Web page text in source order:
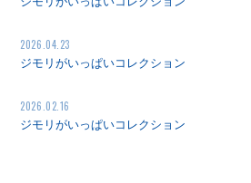
RADIO
2026.04.23
ジモリがいっぱいコレクション
2026.02.16
ジモリがいっぱいコレクション